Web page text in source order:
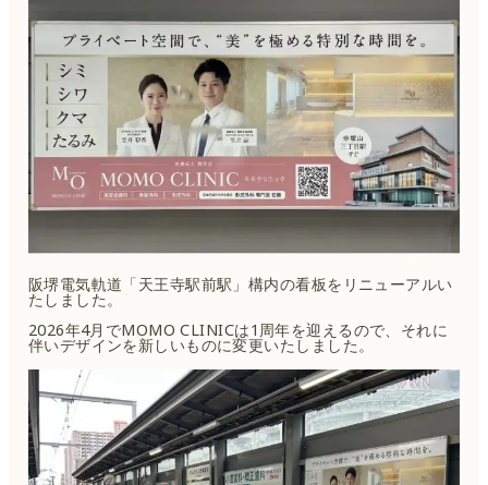
阪堺電気軌道「天王寺駅前駅」構内の看板をリニューアルい
たしました。
2026年4月でMOMO CLINICは1周年を迎えるので、それに
伴いデザインを新しいものに変更いたしました。